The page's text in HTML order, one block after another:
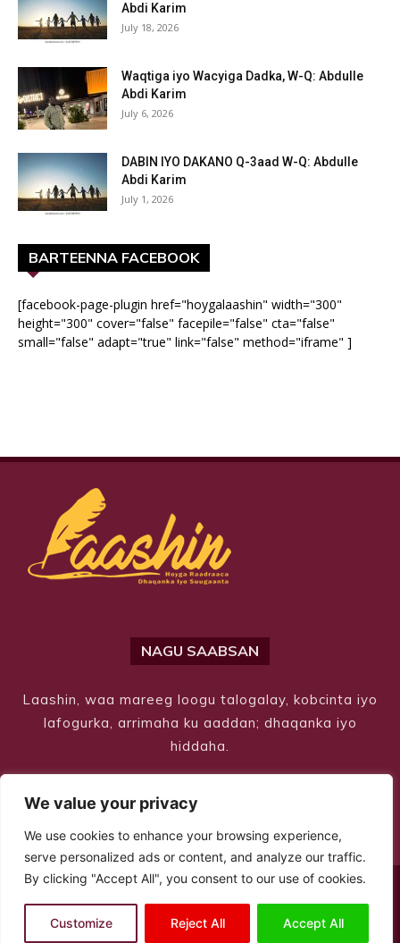
We value your privacy
We use cookies to enhance your browsing experience,
serve personalized ads or content, and analyze our traffic.
By clicking "Accept All", you consent to our use of cookies.
Customize Reject All Accept All
Abdi Karim
July 18, 2026
Waqtiga iyo Wacyiga Dadka, W-Q: Abdulle
Abdi Karim
July 6, 2026
DABIN IYO DAKANO Q-3aad W-Q: Abdulle
Abdi Karim
July 1, 2026
BARTEENNA FACEBOOK
[facebook-page-plugin href="hoygalaashin" width="300"
height="300" cover="false" facepile="false" cta="false"
small="false" adapt="true" link="false" method="iframe" ]
NAGU SAABSAN
Laashin, waa mareeg loogu talogalay, kobcinta iyo
lafogurka, arrimaha ku aaddan; dhaqanka iyo
hiddaha.
© Copyright 2026 – Laashin. All Rights Reserved
Site Designed by ILEYS INC.